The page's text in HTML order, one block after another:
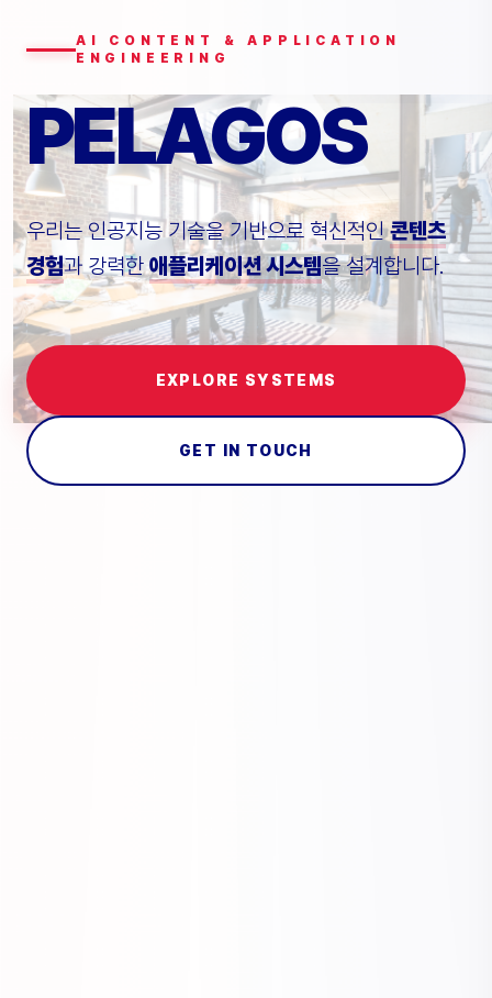
AI CONTENT & APPLICATION
ENGINEERING
PELAGOS
우리는 인공지능 기술을 기반으로 혁신적인콘텐츠
경험과 강력한애플리케이션 시스템을 설계합니다.
EXPLORE SYSTEMS
GET IN TOUCH